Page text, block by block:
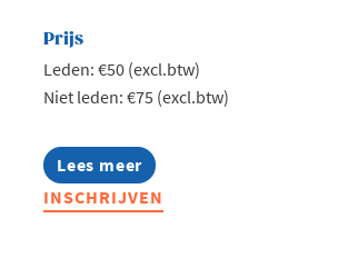
Prijs
Leden: €50 (excl.btw)
Niet leden: €75 (excl.btw)
Lees meer
about
Jong
Voka
INSCHRIJVEN